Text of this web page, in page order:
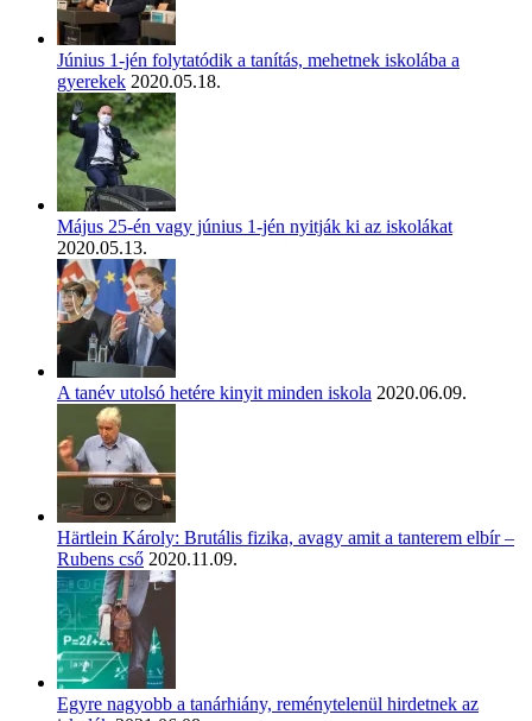
Június 1-jén folytatódik a tanítás, mehetnek iskolába a
gyerekek 2020.05.18.
Május 25-én vagy június 1-jén nyitják ki az iskolákat
2020.05.13.
A tanév utolsó hetére kinyit minden iskola 2020.06.09.
Härtlein Károly: Brutális fizika, avagy amit a tanterem elbír –
Rubens cső 2020.11.09.
Egyre nagyobb a tanárhiány, reménytelenül hirdetnek az